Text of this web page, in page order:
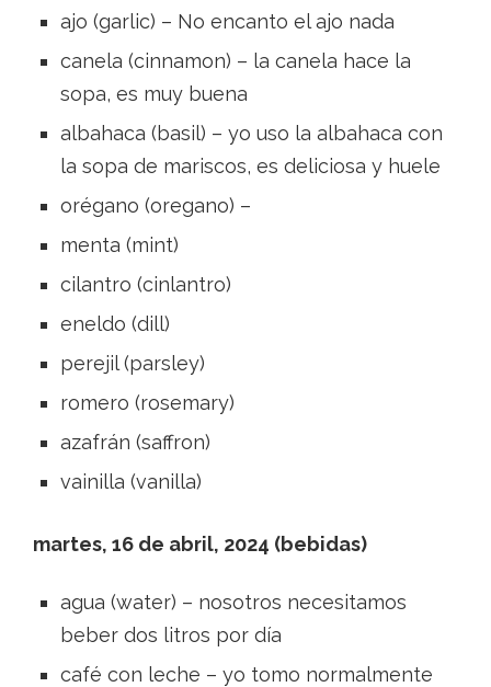
ajo (garlic) – No encanto el ajo nada
canela (cinnamon) – la canela hace la
sopa, es muy buena
albahaca (basil) – yo uso la albahaca con
la sopa de mariscos, es deliciosa y huele
orégano (oregano) –
menta (mint)
cilantro (cinlantro)
eneldo (dill)
perejil (parsley)
romero (rosemary)
azafrán (saffron)
vainilla (vanilla)
martes, 16 de abril, 2024 (bebidas)
agua (water) – nosotros necesitamos
beber dos litros por día
café con leche – yo tomo normalmente